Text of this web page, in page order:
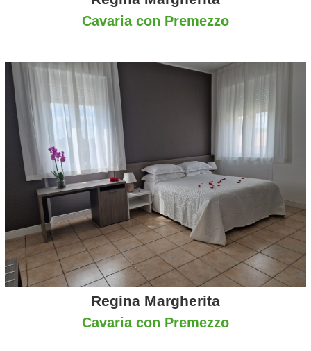
Cavaria con Premezzo
Regina Margherita
Cavaria con Premezzo